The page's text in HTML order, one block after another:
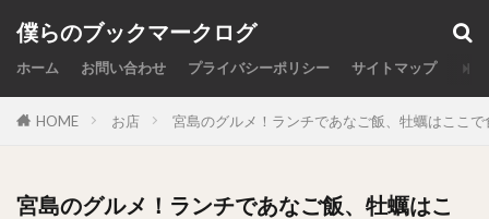
僕らのブックマークログ
ホーム お問い合わせ プライバシーポリシー サイトマップ
HOME お店 宮島のグルメ！ランチであなご飯、牡蠣はここ
宮島のグルメ！ランチであなご飯、牡蠣はこ
カテゴリー